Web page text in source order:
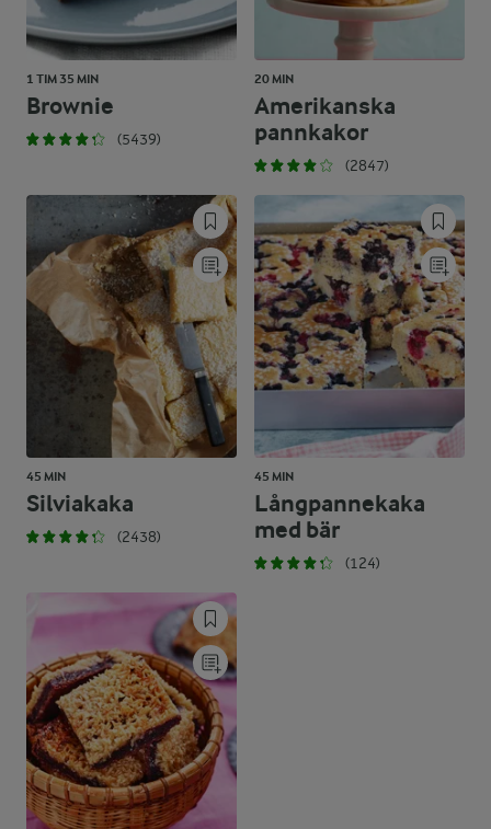
1 TIM 35 MIN
Brownie
(5439)
20 MIN
Amerikanska
pannkakor
(2847)
45 MIN
Silviakaka
(2438)
45 MIN
Långpannekaka
med bär
(124)